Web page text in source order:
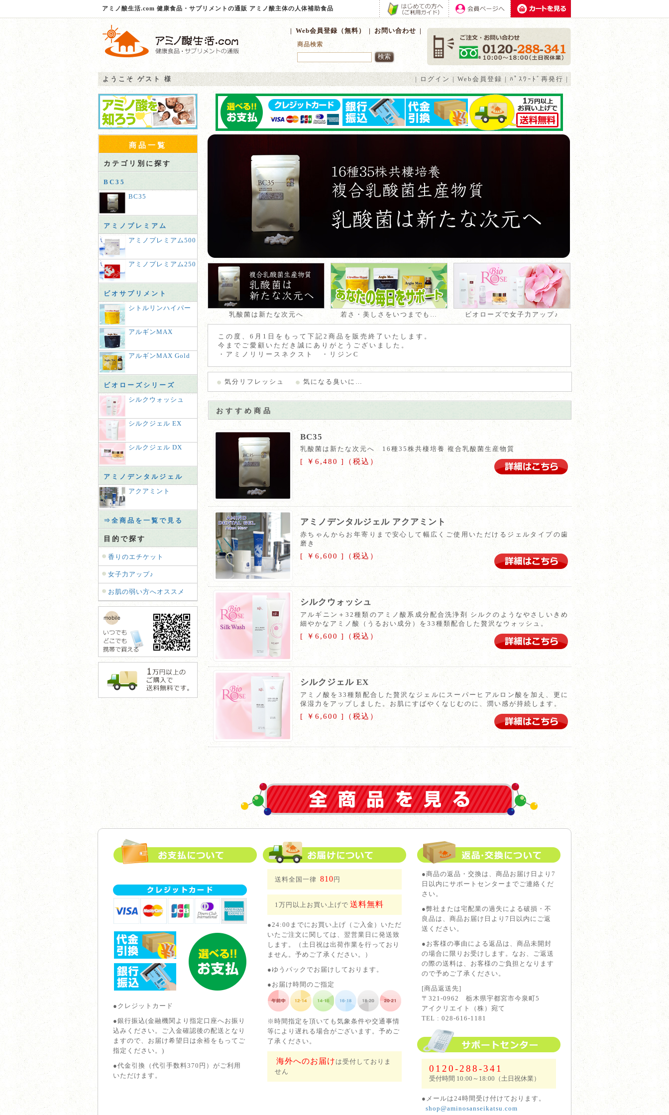
アミノ酸生活.com 健康食品・サプリメントの通販 アミノ酸主体の人体補助食品
| Web会員登録（無料） | お問い合わせ |
商品検索
ようこそ ゲスト 様 |ログイン|Web会員登録|ﾊﾟｽﾜｰﾄﾞ再発行|
乳酸菌は新たな次元へ 若さ・美しさをいつまでも… ビオローズで女子力アップ♪
この度、6月1日をもって下記2商品を販売終了いたします。
今までご愛顧いただき誠にありがとうございました。
・アミノリリースネクスト ・リジンC
気分リフレッシュ 気になる臭いに…
おすすめ商品
BC35
乳酸菌は新たな次元へ 16種35株共棲培養 複合乳酸菌生産物質
[ ￥6,480 ]（税込）
アミノデンタルジェル アクアミント
赤ちゃんからお年寄りまで安心して幅広くご使用いただけるジェルタイプの歯
磨き
[ ￥6,600 ]（税込）
シルクウォッシュ
アルギニン＋32種類のアミノ酸系成分配合洗浄剤 シルクのようなやさしいきめ
細やかなアミノ酸（うるおい成分）を33種類配合した贅沢なウォッシュ。
[ ￥6,600 ]（税込）
シルクジェル EX
アミノ酸を33種類配合した贅沢なジェルにスーパーヒアルロン酸を加え、更に
保湿力をアップしました。お肌にすばやくなじむのに、潤い感が持続します。
[ ￥6,600 ]（税込）
商品一覧
カテゴリ別に探す
BC35
BC35
アミノプレミアム
アミノプレミアム500
アミノプレミアム250
ビオサプリメント
シトルリンハイパー
アルギンMAX
アルギンMAX Gold
ビオローズシリーズ
シルクウォッシュ
シルクジェル EX
シルクジェル DX
アミノデンタルジェル
アクアミント
⇒全商品を一覧で見る
目的で探す
香りのエチケット
女子力アップ♪
お肌の弱い方へオススメ